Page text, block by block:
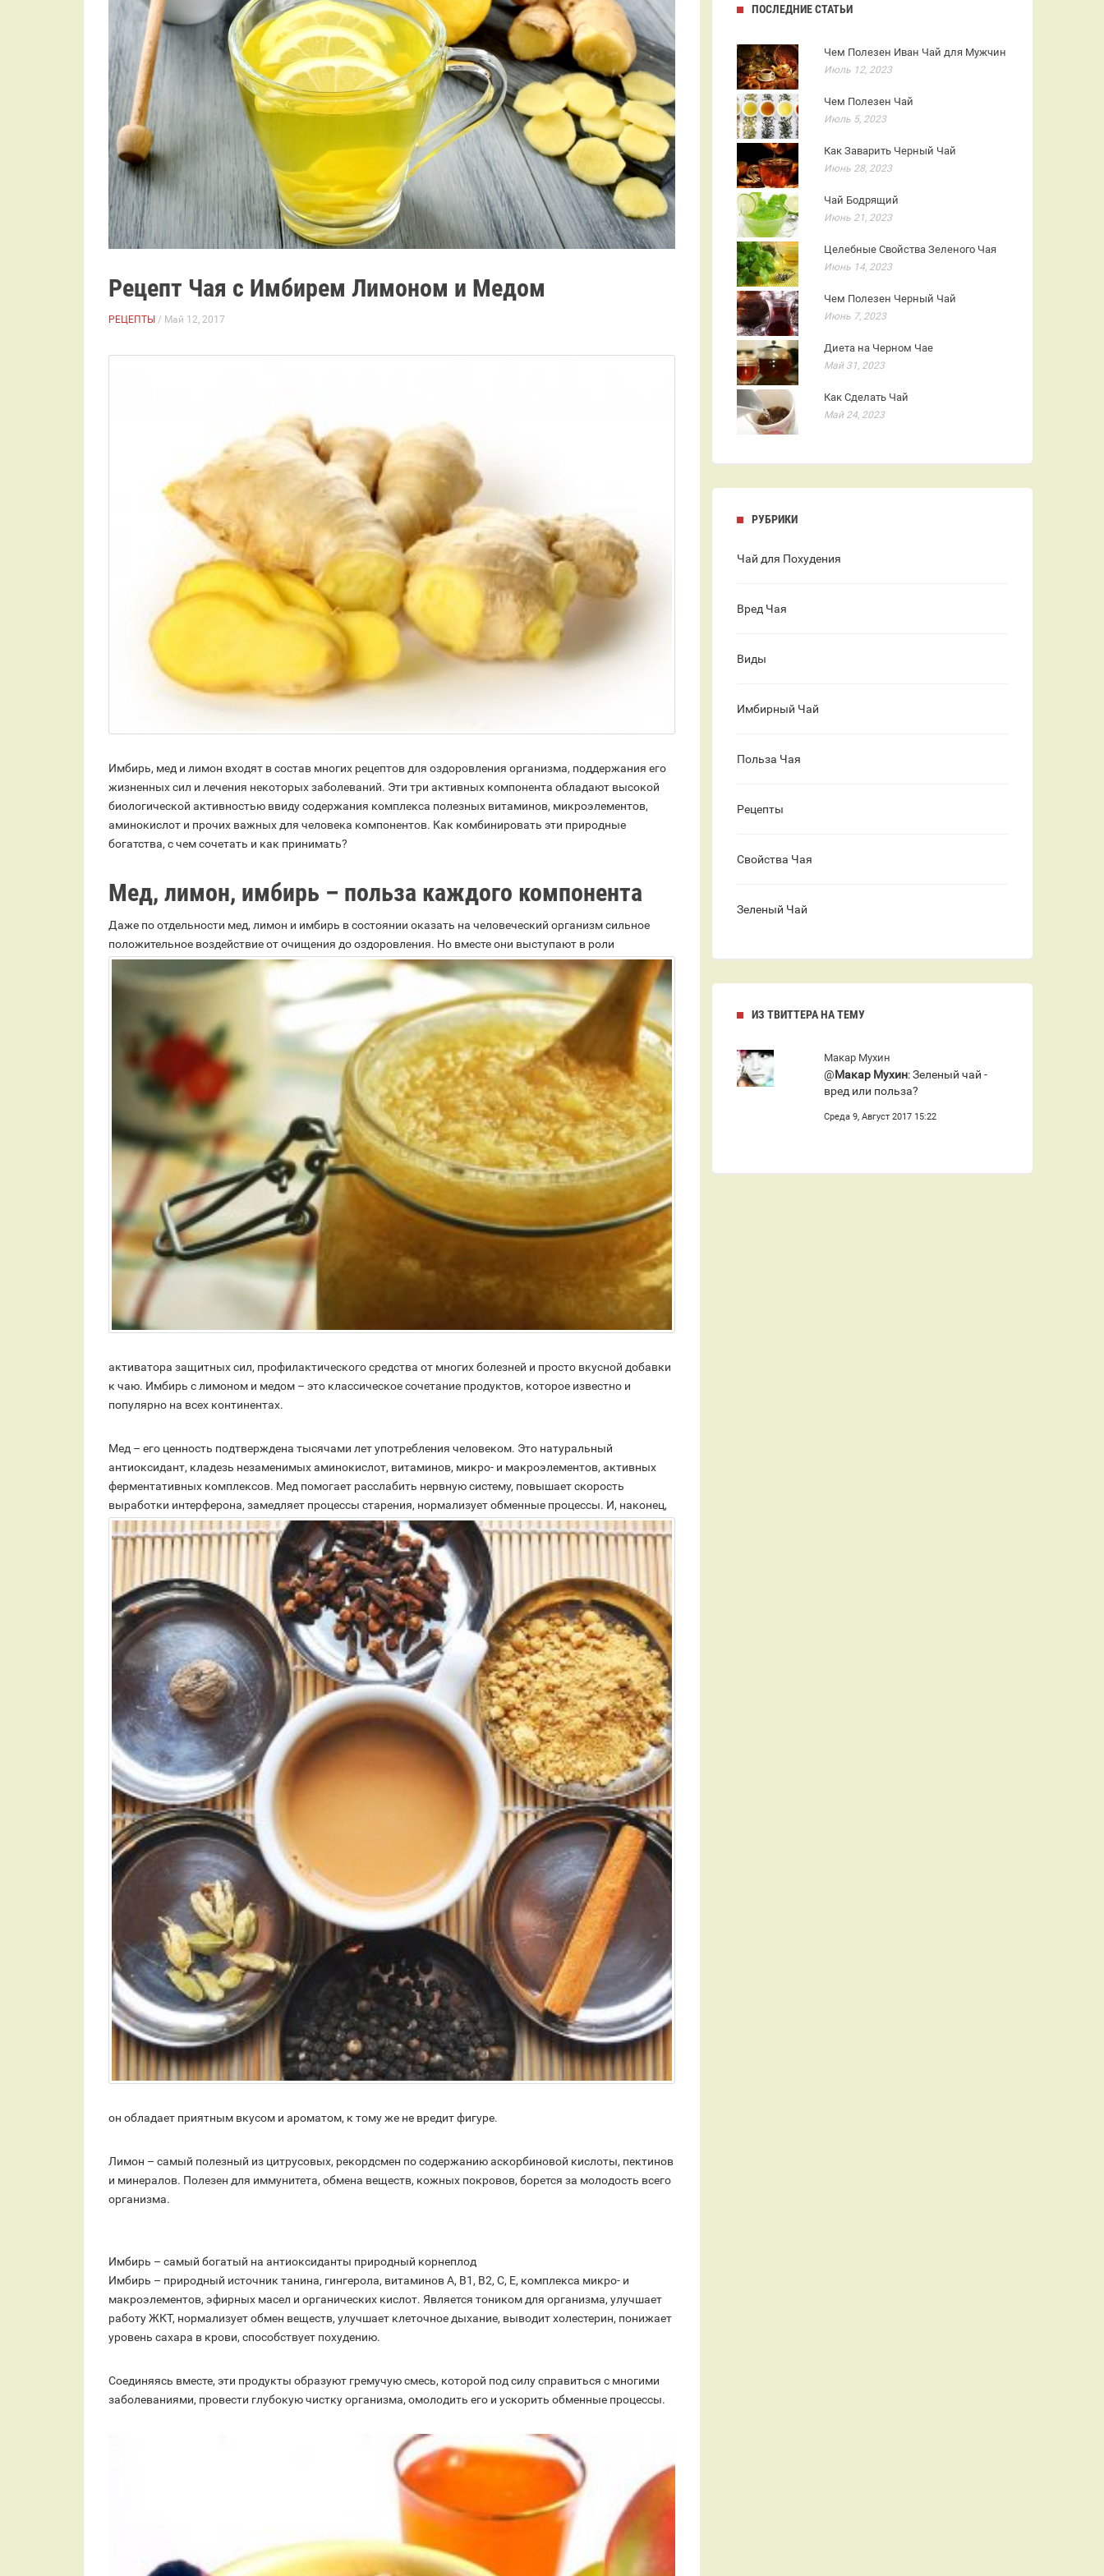
Рецепт Чая с Имбирем Лимоном и Медом
РЕЦЕПТЫ / Май 12, 2017
Имбирь, мед и лимон входят в состав многих рецептов для оздоровления организма, поддержания его
жизненных сил и лечения некоторых заболеваний. Эти три активных компонента обладают высокой
биологической активностью ввиду содержания комплекса полезных витаминов, микроэлементов,
аминокислот и прочих важных для человека компонентов. Как комбинировать эти природные
богатства, с чем сочетать и как принимать?
Мед, лимон, имбирь – польза каждого компонента
Даже по отдельности мед, лимон и имбирь в состоянии оказать на человеческий организм сильное
положительное воздействие от очищения до оздоровления. Но вместе они выступают в роли
активатора защитных сил, профилактического средства от многих болезней и просто вкусной добавки
к чаю. Имбирь с лимоном и медом – это классическое сочетание продуктов, которое известно и
популярно на всех континентах.
Мед – его ценность подтверждена тысячами лет употребления человеком. Это натуральный
антиоксидант, кладезь незаменимых аминокислот, витаминов, микро- и макроэлементов, активных
ферментативных комплексов. Мед помогает расслабить нервную систему, повышает скорость
выработки интерферона, замедляет процессы старения, нормализует обменные процессы. И, наконец,
он обладает приятным вкусом и ароматом, к тому же не вредит фигуре.
Лимон – самый полезный из цитрусовых, рекордсмен по содержанию аскорбиновой кислоты, пектинов
и минералов. Полезен для иммунитета, обмена веществ, кожных покровов, борется за молодость всего
организма.
Имбирь – самый богатый на антиоксиданты природный корнеплод
Имбирь – природный источник танина, гингерола, витаминов А, В1, В2, С, Е, комплекса микро- и
макроэлементов, эфирных масел и органических кислот. Является тоником для организма, улучшает
работу ЖКТ, нормализует обмен веществ, улучшает клеточное дыхание, выводит холестерин, понижает
уровень сахара в крови, способствует похудению.
Соединяясь вместе, эти продукты образуют гремучую смесь, которой под силу справиться с многими
заболеваниями, провести глубокую чистку организма, омолодить его и ускорить обменные процессы.
ПОСЛЕДНИЕ СТАТЬИ
Чем Полезен Иван Чай для Мужчин
Июль 12, 2023
Чем Полезен Чай
Июль 5, 2023
Как Заварить Черный Чай
Июнь 28, 2023
Чай Бодрящий
Июнь 21, 2023
Целебные Свойства Зеленого Чая
Июнь 14, 2023
Чем Полезен Черный Чай
Июнь 7, 2023
Диета на Черном Чае
Май 31, 2023
Как Сделать Чай
Май 24, 2023
РУБРИКИ
Чай для Похудения
Вред Чая
Виды
Имбирный Чай
Польза Чая
Рецепты
Свойства Чая
Зеленый Чай
ИЗ ТВИТТЕРА НА ТЕМУ
Макар Мухин
@Макар Мухин: Зеленый чай -
вред или польза?
Среда 9, Август 2017 15:22